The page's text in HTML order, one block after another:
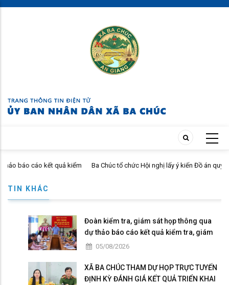
Skip
cáo kết quả kiểm
Ba Chúc tổ chức Hội nghị lấy ý kiến Đồ án quy hoạch
TIN KHÁC
Đoàn kiểm tra, giám sát họp thông qua
dự thảo báo cáo kết quả kiểm tra, giám
sát 05/08/2026
XÃ BA CHÚC THAM DỰ HỌP TRỰC TUYẾN
ĐỊNH KỲ ĐÁNH GIÁ KẾT QUẢ TRIỂN KHAI